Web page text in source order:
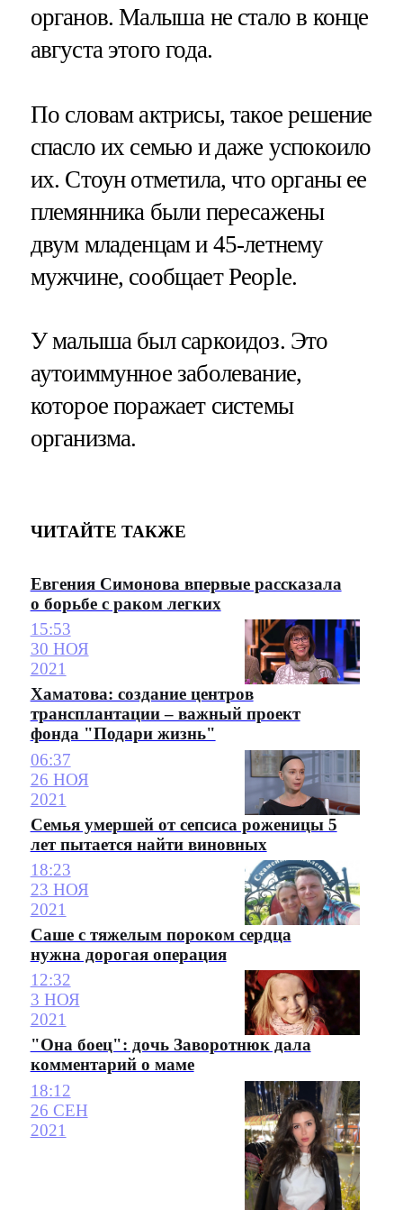
органов. Малыша не стало в конце
августа этого года.
По словам актрисы, такое решение
спасло их семью и даже успокоило
их. Стоун отметила, что органы ее
племянника были пересажены
двум младенцам и 45-летнему
мужчине, сообщает People.
У малыша был саркоидоз. Это
аутоиммунное заболевание,
которое поражает системы
организма.
ЧИТАЙТЕ ТАКЖЕ
Евгения Симонова впервые рассказала
о борьбе с раком легких
15:53
30 НОЯ
2021
Хаматова: создание центров
трансплантации – важный проект
фонда "Подари жизнь"
06:37
26 НОЯ
2021
Семья умершей от сепсиса роженицы 5
лет пытается найти виновных
18:23
23 НОЯ
2021
Саше с тяжелым пороком сердца
нужна дорогая операция
12:32
3 НОЯ
2021
"Она боец": дочь Заворотнюк дала
комментарий о маме
18:12
26 СЕН
2021